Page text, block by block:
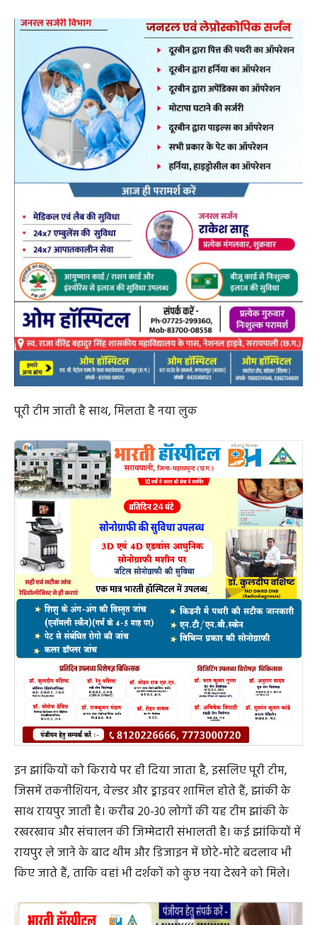
पूरी टीम जाती है साथ, मिलता है नया लुक
इन झांकियों को किराये पर ही दिया जाता है, इसलिए पूरी टीम,
जिसमें तकनीशियन, वेल्डर और ड्राइवर शामिल होते हैं, झांकी के
साथ रायपुर जाती है। करीब 20-30 लोगों की यह टीम झांकी के
रखरखाव और संचालन की जिम्मेदारी संभालती है। कई झांकियों में
रायपुर ले जाने के बाद थीम और डिजाइन में छोटे-मोटे बदलाव भी